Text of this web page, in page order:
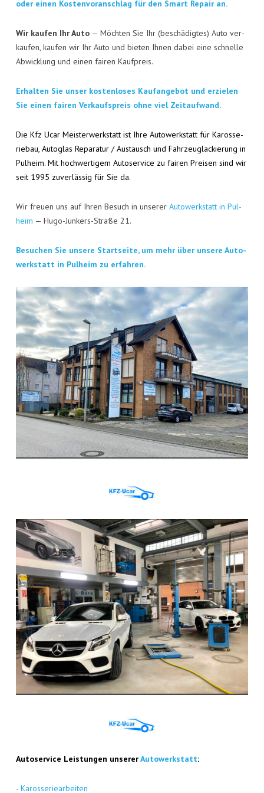
VISI­TEN­KAR­TE
JOBS
oder einen Kos­ten­vor­anschlag für den Smart Repair an.
Wir kau­fen Ihr Auto— Möch­ten Sie Ihr (beschä­dig­tes) Auto ver­
kau­fen, kau­fen wir Ihr Auto und bie­ten Ihnen dabei eine schnel­le
Abwick­lung und einen fai­ren Kaufpreis.
Erhal­ten Sie unser kos­ten­lo­ses Kauf­an­ge­bot und erzie­len
Sie einen fai­ren Ver­kaufs­preis ohne viel Zeitaufwand.
Die Kfz Ucar Meis­ter­werk­statt ist Ihre Auto­werk­statt für Karos­se­
rie­bau, Auto­glas Repa­ra­tur / Aus­tausch und Fahr­zeug­la­ckie­rung in
Pul­heim. Mit hoch­wer­ti­gem Auto­ser­vice zu fai­ren Prei­sen sind wir
seit 1995 zuver­läs­sig für Sie da.
Wir freu­en uns auf Ihren Besuch in unse­rer Auto­werk­statt in Pul­
heim — Hugo-Jun­kers-Stra­ße 21.
Besu­chen Sie unse­re Start­sei­te, um mehr über unse­re Auto­
werk­statt in Pul­heim zu erfahren.
Auto­ser­vice Leis­tun­gen unse­rerAuto­werk­statt:
- Karos­se­rie­ar­bei­ten